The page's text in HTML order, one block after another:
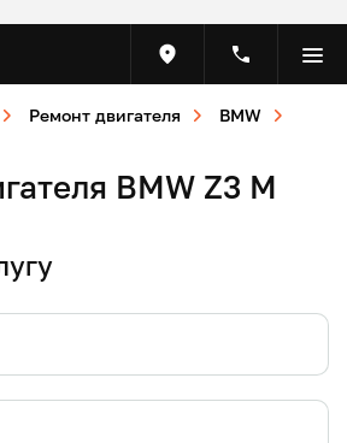
Ремонт двигателя
BMW
BMW Z3 M